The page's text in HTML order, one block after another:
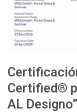
Certified®
AL Designo”